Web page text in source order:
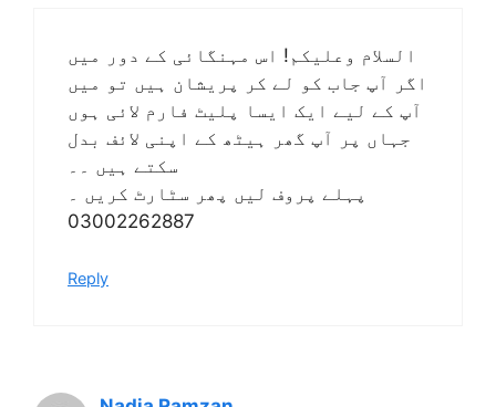
السلام وعلیکم! اس مہنگائی کے دور میں
اگر آپ جاب کو لے کر پریشان ہیں تو میں
آپ کے لیے ایک ایسا پلیٹ فارم لائی ہوں
جہاں پر آپ گھر ہیٹھ کے اپنی لائف بدل
سکتے ہیں ۔۔
پہلے پروف لیں پھر سٹارٹ کریں ۔
03002262887
Reply